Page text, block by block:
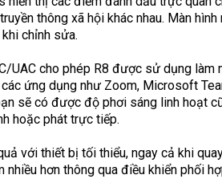
thông xã hội khác nhau. Màn
chỉnh sửa.
UAC cho phép R8 được sử dụng
ứng dụng như Zoom, Microsoft
sẽ có được độ phơi sáng linh hoạt
hoặc phát trực tiếp.
với thiết bị tối thiểu, ngay cả khi
nhiều hơn thông qua điều khiển phối